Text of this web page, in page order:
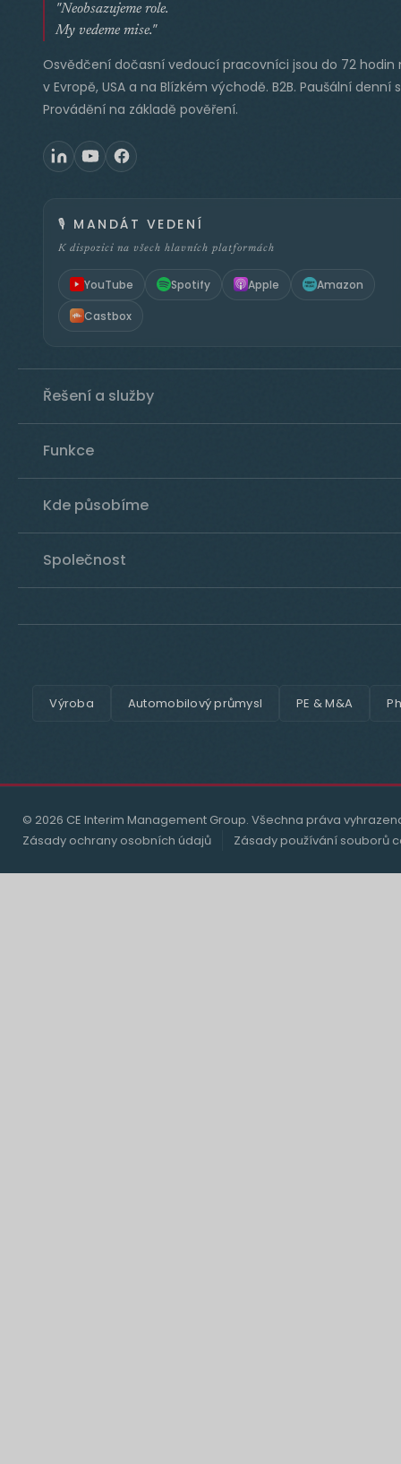
"Neobsazujeme role.
My vedeme mise."
Osvědčení dočasní vedoucí pracovníci jsou do 72 hodin
v Evropě, USA a na Blízkém východě. B2B. Paušální denní
Provádění na základě pověření.
🎙️ MANDÁT VEDENÍ
K dispozici na všech hlavních platformách
YouTube Spotify Apple Amazon
Castbox
Řešení a služby
Funkce
Kde působíme
Společnost
Výroba Automobilový průmysl PE & M&A
© 2026 CE Interim Management Group. Všechna práva
Zásady ochrany osobních údajů
Zásady používání souborů